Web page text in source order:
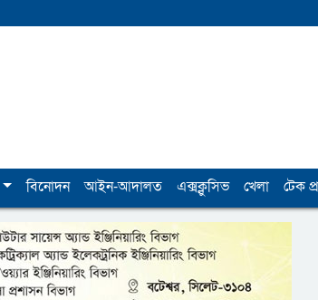
বিনোদন আইন-আদালত এক্সক্লুসিভ খেলা টেক